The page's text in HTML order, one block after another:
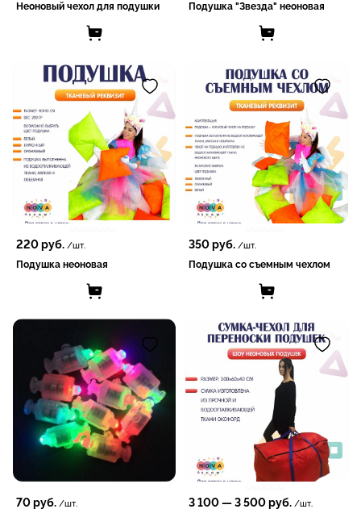
Неоновый чехол для подушки
Подушка "Звезда" неоновая
220руб. /шт.
Подушка неоновая
350руб. /шт.
Подушка со съемным чехлом
70руб. /шт. 3 100—3 500руб. /шт.